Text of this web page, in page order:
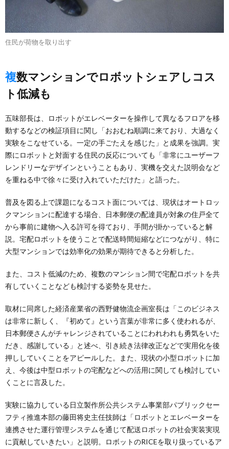
住民が荷物を取り出す
複数マンションでロボットシェアしコス
ト低減も
五味部長は、ロボットがエレベーターを操作して異なるフロアを移
動するなどの検証項目に関し「おおむね順調に来ており、大過なく
実験をこなせている。一定の手ごたえを感じた」と成果を強調。実
際にロボットと対面する住民の反応についても「非常にユーザーフ
レンドリーなデザインということもあり、実機を交えた説明会など
を重ねる中で徐々に受け入れていただけた」と語った。
普及を図る上で課題になるコスト面については、現状はオートロッ
クマンションに配達する場合、日本郵便の配達員が対象の住戸全て
から事前に建物へ入る許可を得ており、手間が掛かっていると解
説。宅配ロボットを使うことで配送時間短縮などにつながり、特に
大型マンションでは効率化の効果が期待できると分析した。
また、コスト低減のため、複数のマンション間で宅配ロボットを共
有していくことなども検討する姿勢を見せた。
取材に同席した経済産業省の西野健物流企画室長は「このビジネス
は非常に新しく、『初めて』という言葉が非常に多く使われるが、
日本郵便さんがチャレンジされていることにわれわれも勇気をいた
だき、感謝している」と述べ、引き続き法律改正などで実用化を後
押ししていくことをアピールした。また、現状の小型ロボットに加
え、今後は中型ロボットの宅配などへの活用に関しても検討してい
くことに言及した。
実験に協力している日立製作所公共システム事業部パブリックセー
フティ推進本部の藤田将史主任技師は「ロボットとエレベーターを
連携させた運行管理システムを通じて配送ロボットの社会実装実現
に貢献していきたい」と説明。ロボットのRICEを取り扱っているア